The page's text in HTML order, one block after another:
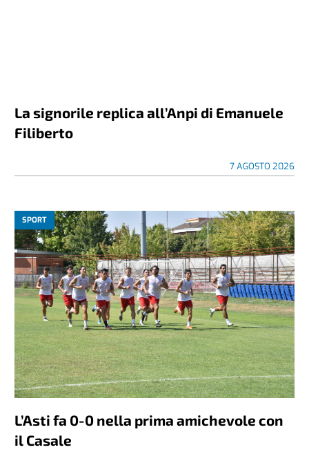
La signorile replica all’Anpi di Emanuele
Filiberto
7 AGOSTO 2026
SPORT
L’Asti fa 0-0 nella prima amichevole con
il Casale